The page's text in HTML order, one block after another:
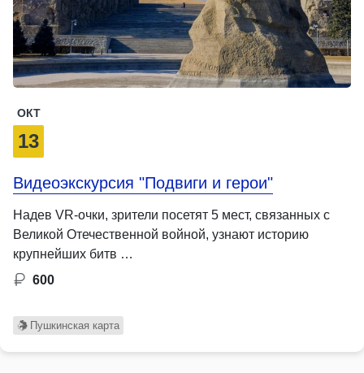
ОКТ
13
Видеоэкскурсия "Подвиги и герои"
Надев VR-очки, зрители посетят 5 мест, связанных с
Великой Отечественной войной, узнают историю
крупнейших битв …
600
Пушкинская карта